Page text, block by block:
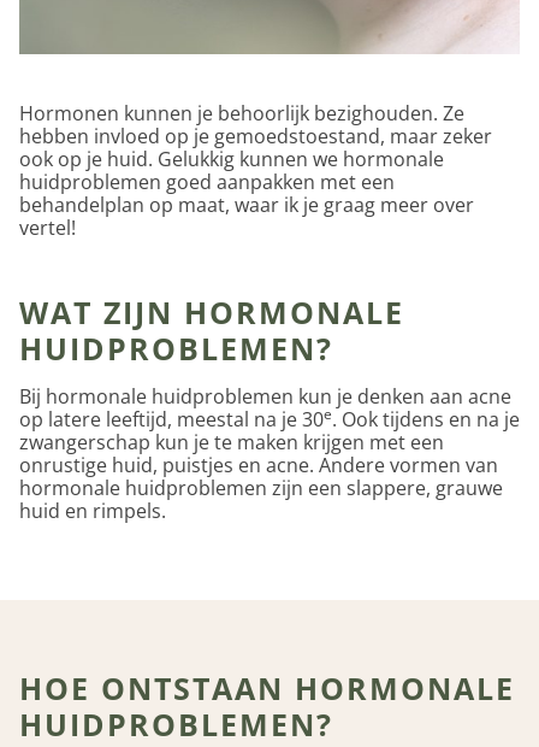
Hormonen kunnen je behoorlijk bezighouden. Ze
hebben invloed op je gemoedstoestand, maar zeker
ook op je huid. Gelukkig kunnen we hormonale
huidproblemen goed aanpakken met een
behandelplan op maat, waar ik je graag meer over
vertel!
WAT ZIJN HORMONALE
HUIDPROBLEMEN?
Bij hormonale huidproblemen kun je denken aan acne
op latere leeftijd, meestal na je 30e. Ook tijdens en na je
zwangerschap kun je te maken krijgen met een
onrustige huid, puistjes en acne. Andere vormen van
hormonale huidproblemen zijn een slappere, grauwe
huid en rimpels.
HOE ONTSTAAN HORMONALE
HUIDPROBLEMEN?